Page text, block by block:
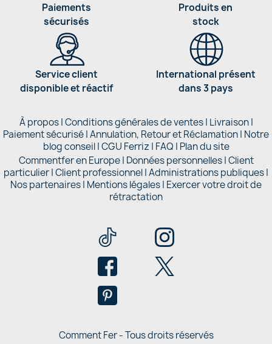
Paiements
sécurisés
Produits en
stock
Service client
disponible et réactif
International présent
dans 3 pays
À propos|Conditions générales de ventes| Livraison|
Paiement sécurisé|Annulation, Retour et Réclamation| Notre
blog conseil|CGU Ferriz | FAQ | Plan du site
Commentfer en Europe| Données personnelles|Client
particulier|Client professionnel|Administrations publiques|
Nos partenaires | Mentions légales| Exercer votre droit de
rétractation
Comment Fer - Tous droits réservés